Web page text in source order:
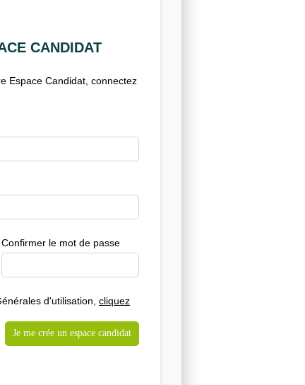
CANDIDAT
Espace Candidat, connectez
Confirmer le mot de passe
d'utilisation, cliquez